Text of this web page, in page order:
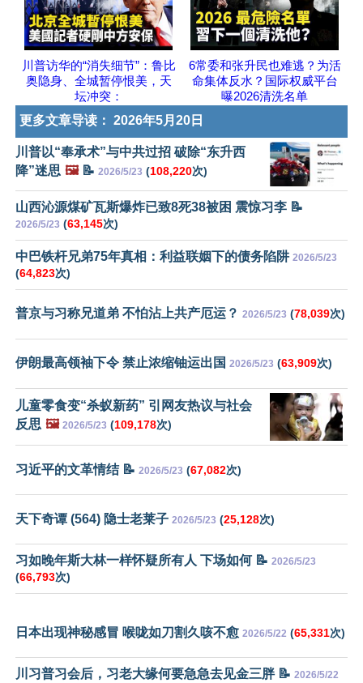
川普访华的“消失细节”：鲁比
奥隐身、全城暂停恨美，天
坛冲突：
6常委和张升民也难逃？为活
命集体反水？国际权威平台
曝2026清洗名单
更多文章导读： 2026年5月20日
川普以“奉承术”与中共过招 破除“东升西
降”迷思 🖼️📝 2026/5/23 (108,220次)
山西沁源煤矿瓦斯爆炸已致8死38被困 震惊习李 📝
2026/5/23 (63,145次)
中巴铁杆兄弟75年真相：利益联姻下的债务陷阱 2026/5/23
(64,823次)
普京与习称兄道弟 不怕沾上共产厄运？ 2026/5/23 (78,039次)
伊朗最高领袖下令 禁止浓缩铀运出国 2026/5/23 (63,909次)
儿童零食变“杀蚁新药” 引网友热议与社会
反思 🖼️ 2026/5/23 (109,178次)
习近平的文革情结 📝 2026/5/23 (67,082次)
天下奇谭 (564) 隐士老莱子 2026/5/23 (25,128次)
习如晚年斯大林一样怀疑所有人 下场如何 📝 2026/5/23
(66,793次)
日本出现神秘感冒 喉咙如刀割久咳不愈 2026/5/22 (65,331次)
川习普习会后，习老大缘何要急急去见金三胖 📝 2026/5/22